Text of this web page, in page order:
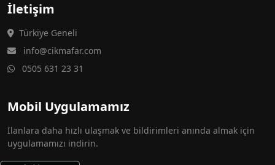
İletişim
Türkiye Geneli
info@cikmafar.com
0505 631 23 31
Mobil Uygulamamız
İlanlara daha hızlı ulaşmak ve bildirimleri anında almak için
uygulamamızı indirin.